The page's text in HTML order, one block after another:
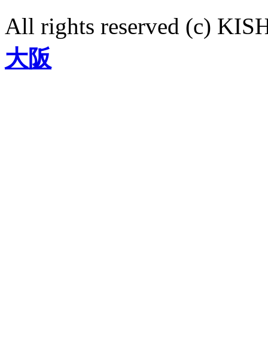
All rights reserved (c)
大阪